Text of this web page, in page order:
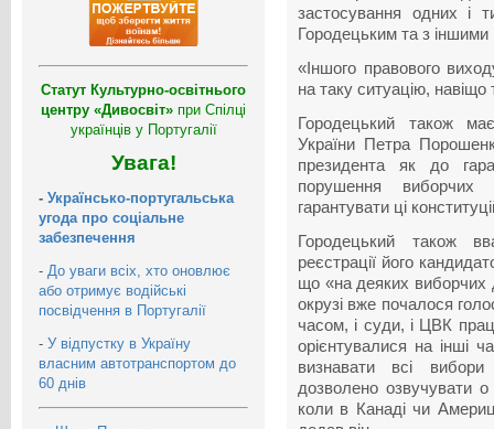
Статут Культурно-освітнього
центру «Дивосвіт» при Спілці
українців у Португалії
Увага!
- Українсько-португальська
угода про соціальне
забезпечення
- До уваги всіх, хто оновлює
або отримує водійські
посвідчення в Португалії
- У відпустку в Україну
власним автотранспортом до
60 днів
застосування одних і
Городецьким та з
«Іншого правового
на таку ситуацію,
Городецький також
України Петра
президента як до
порушення виборчих
гарантувати ці
Городецький також
реєстрації його
що «на деяких виборчих
окрузі вже почалося
часом, і суди, і ЦВК
орієнтувалися на інші
визнавати всі
дозволено озвучувати
коли в Канаді чи